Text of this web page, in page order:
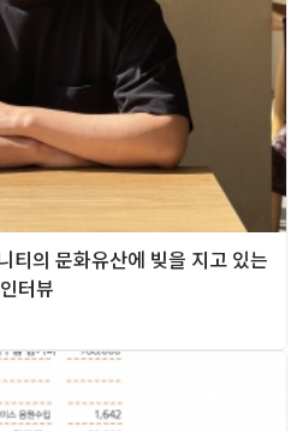
의 문화유산에 빚을 지고 있는
터뷰